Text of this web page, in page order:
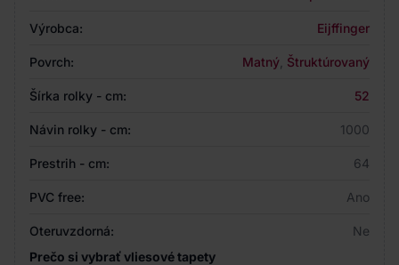
Výrobca: Eijffinger
Povrch: Matný Štruktúrovaný
Šírka rolky - cm: 52
Návin rolky - cm: 1000
Prestrih - cm: 64
PVC free: Ano
Oteruvzdorná:
Ne
Prečo si vybrať vliesové tapety